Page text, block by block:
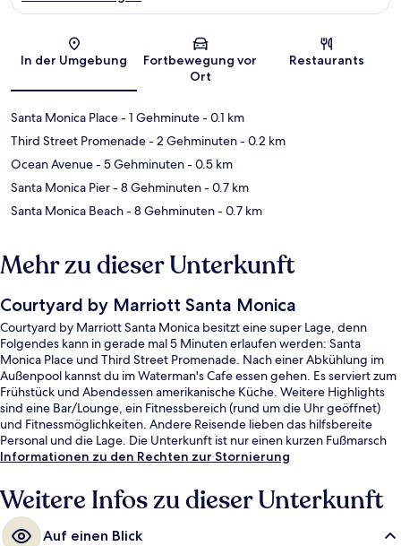
Karte
In der Umgebung
Fortbewegung vor
Ort
Restaurants
Santa Monica Place- 1 Gehminute- 0.1 km
Third Street Promenade- 2 Gehminuten- 0.2 km
Ocean Avenue- 5 Gehminuten- 0.5 km
Santa Monica Pier- 8 Gehminuten- 0.7 km
Santa Monica Beach- 8 Gehminuten- 0.7 km
Mehr zu dieser Unterkunft
Courtyard by Marriott Santa Monica
Courtyard by Marriott Santa Monica besitzt eine super Lage, denn
Folgendes kann in gerade mal 5 Minuten erlaufen werden: Santa
Monica Place und Third Street Promenade. Nach einer Abkühlung im
Außenpool kannst du im Waterman's Cafe essen gehen. Es serviert zum
Frühstück und Abendessen amerikanische Küche. Weitere Highlights
sind eine Bar/Lounge, ein Fitnessbereich (rund um die Uhr geöffnet)
und Fitnessmöglichkeiten. Andere Reisende lieben das hilfsbereite
Personal und die Lage. Die Unterkunft ist nur einen kurzen Fußmarsch
von den öffentlichen Verkehrsmitteln entfernt: Zur U-Bahn (Downtown
Informationen zu den Rechten zur Stornierung
Weitere Infos zu dieser Unterkunft
Auf einen Blick